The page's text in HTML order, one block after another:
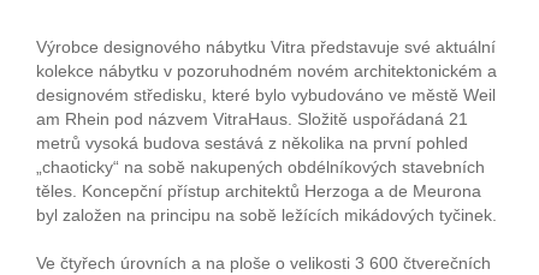
Výrobce designového nábytku Vitra představuje své aktuální
kolekce nábytku v pozoruhodném novém architektonickém a
designovém středisku, které bylo vybudováno ve městě Weil
am Rhein pod názvem VitraHaus. Složitě uspořádaná 21
metrů vysoká budova sestává z několika na první pohled
„chaoticky“ na sobě nakupených obdélníkových stavebních
těles. Koncepční přístup architektů Herzoga a de Meurona
byl založen na principu na sobě ležících mikádových tyčinek.
Ve čtyřech úrovních a na ploše o velikosti 3 600 čtverečních